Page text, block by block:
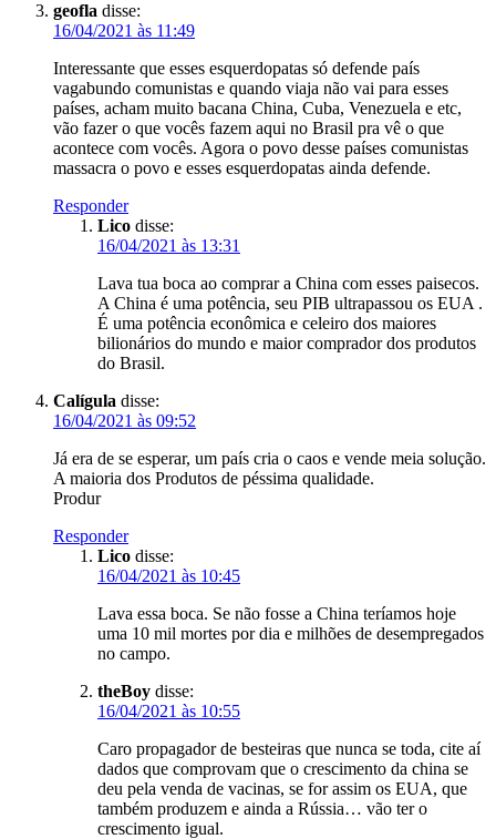
geofla disse:
16/04/2021 às 11:49
Interessante que esses esquerdopatas só defende país
vagabundo comunistas e quando viaja não vai para esses
países, acham muito bacana China, Cuba, Venezuela e etc,
vão fazer o que vocês fazem aqui no Brasil pra vê o que
acontece com vocês. Agora o povo desse países comunistas
massacra o povo e esses esquerdopatas ainda defende.
Responder
Lico disse:
16/04/2021 às 13:31
Lava tua boca ao comprar a China com esses paisecos.
A China é uma potência, seu PIB ultrapassou os EUA .
É uma potência econômica e celeiro dos maiores
bilionários do mundo e maior comprador dos produtos
do Brasil.
Calígula disse:
16/04/2021 às 09:52
Já era de se esperar, um país cria o caos e vende meia solução.
A maioria dos Produtos de péssima qualidade.
Produr
Responder
Lico disse:
16/04/2021 às 10:45
Lava essa boca. Se não fosse a China teríamos hoje
uma 10 mil mortes por dia e milhões de desempregados
no campo.
theBoy disse:
16/04/2021 às 10:55
Caro propagador de besteiras que nunca se toda, cite aí
dados que comprovam que o crescimento da china se
deu pela venda de vacinas, se for assim os EUA, que
também produzem e ainda a Rússia… vão ter o
crescimento igual.